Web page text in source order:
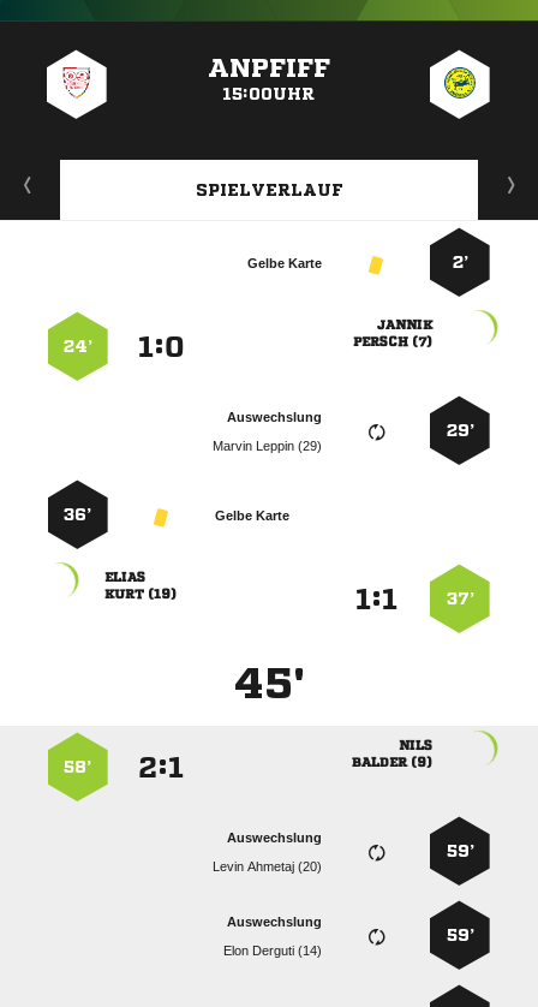
ANPFIFF
15:00UHR
SPIELVERLAUF
2’
Gelbe Karte

 
:
24’
29’
Auswechslung
  
Gelbe Karte
36’
37’
:

 
45'

 
:
58’
59’
Auswechslung
  
59’
Auswechslung
  